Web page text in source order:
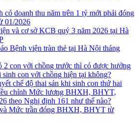
có doanh thu năm trên 1 tỷ mới phải đóng
01/2026
và cơ sở KCB quý 3 năm 2026 tại Hà
Bệnh viện tràn thẻ tại Hà Nội tháng
2 con với chồng trước thì có được hưởng
sinh con với chồng hiện tại không?
chế độ thai sản khi sinh con thứ hai
chỉnh Mức lương BHXH, BHYT,
theo Nghị định 161 như thế nào?
Mức trần đóng BHXH, BHYT từ